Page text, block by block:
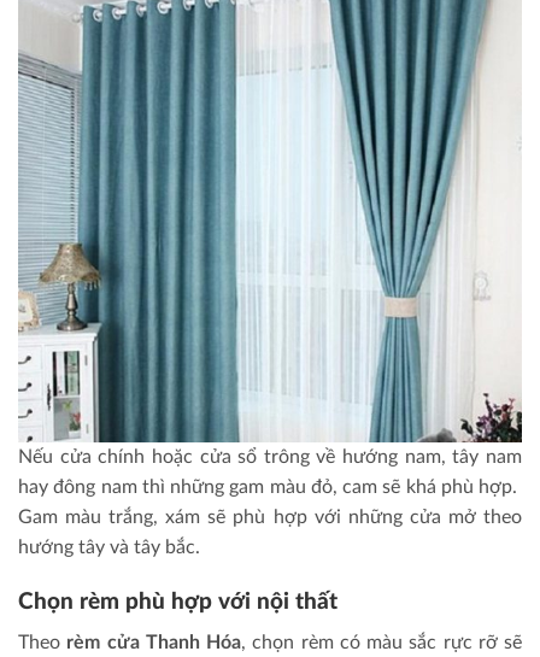
Nếu cửa chính hoặc cửa sổ trông về hướng nam, tây nam
hay đông nam thì những gam màu đỏ, cam sẽ khá phù hợp.
Gam màu trắng, xám sẽ phù hợp với những cửa mở theo
hướng tây và tây bắc.
Chọn rèm phù hợp với nội thất
Theo rèm cửa Thanh Hóa, chọn rèm có màu sắc rực rỡ sẽ